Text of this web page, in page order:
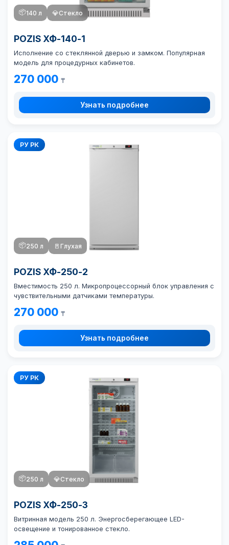
📦140 л 💎Стекло
POZIS ХФ-140-1
Исполнение со стеклянной дверью и замком. Популярная
модель для процедурных кабинетов.
270 000 ₸
Узнать подробнее
РУ РК
📦250 л 🚪 Глухая
POZIS ХФ-250-2
Вместимость 250 л. Микропроцессорный блок управления с
чувствительными датчиками температуры.
270 000 ₸
Узнать подробнее
РУ РК
📦250 л 💎Стекло
POZIS ХФ-250-3
Витринная модель 250 л. Энергосберегающее LED-
освещение и тонированное стекло.